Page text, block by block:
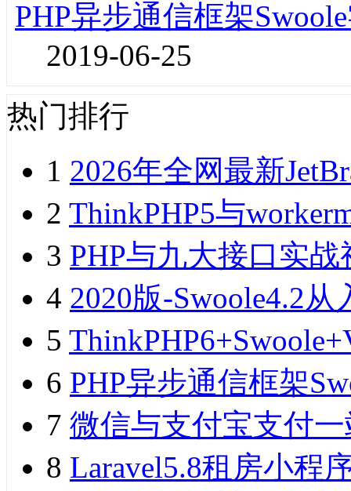
PHP异步通信框架
2019-06-25
热门排行
1 2026年全网最新
2 ThinkPHP5与
3 PHP与九大接口实
4 2020版-Swoole4.2
5
6 PHP异步通信框架
7 微信与支付宝支付
8 Laravel5.8租房小程